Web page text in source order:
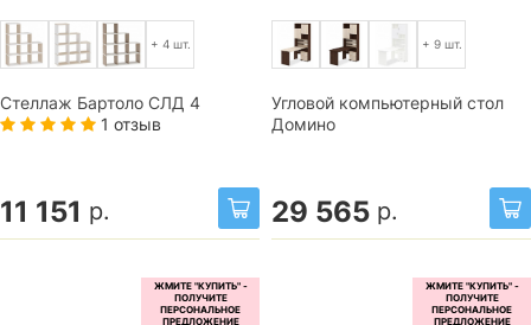
+ 4 шт.
Стеллаж Бартоло СЛД 4
1 отзыв
11 151 р.
+ 9 шт.
Угловой компьютерный стол
Домино
29 565 р.